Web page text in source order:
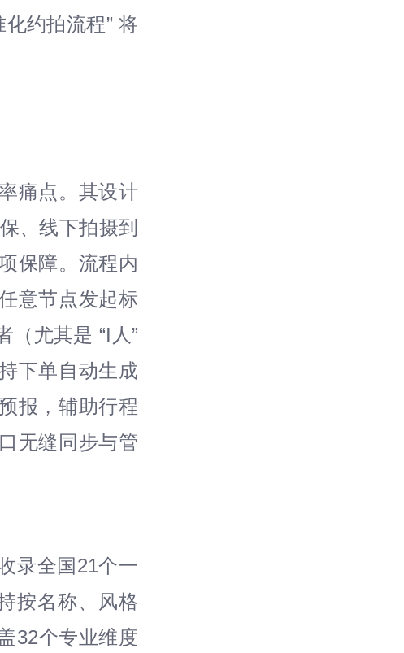
约拍流程” 将
痛点。其设计
、线下拍摄到
保障。流程内
意节点发起标
（尤其是 “I人”
下单自动生成
报，辅助行程
无缝同步与管
录全国21个一
按名称、风格
32个专业维度